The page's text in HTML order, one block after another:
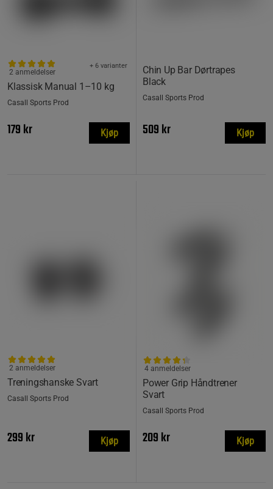
Klassisk Manual 1–10 kg
+ 6 varianter
2 anmeldelser
Casall Sports Prod
179 kr Kjøp
Chin Up Bar Dørtrapes
Black
Casall Sports Prod
509 kr Kjøp
Treningshanske Svart
2 anmeldelser
Casall Sports Prod
299 kr Kjøp
Power Grip Håndtrener
Svart
4 anmeldelser
Casall Sports Prod
209 kr Kjøp